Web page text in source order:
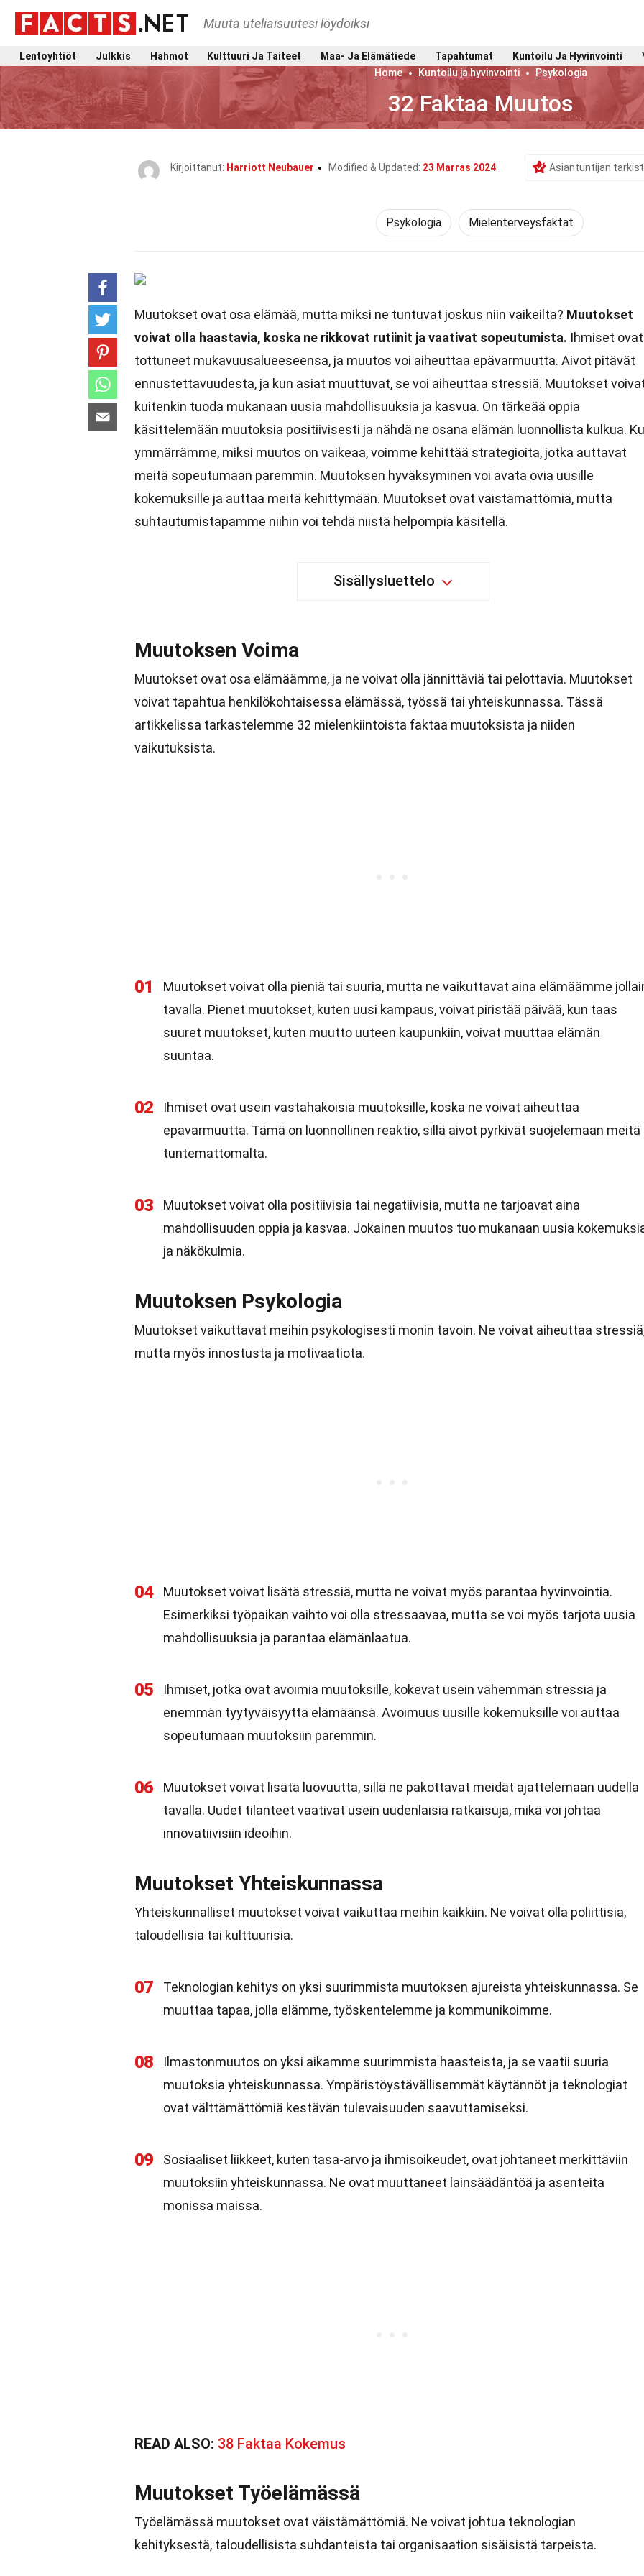
Muuta uteliaisuutesi löydöiksi
Lentoyhtiöt Julkkis Hahmot Kulttuuri Ja Taiteet Maa- Ja Elämätiede Tapahtumat Kuntoilu Ja Hyvinvointi
Home
Kuntoilu ja hyvinvointi Psykologia
32 Faktaa Muutos
Kirjoittanut: Harriott Neubauer Modified & Updated: 23 Marras 2024 Asiantuntijan
Psykologia Mielenterveysfaktat
Muutokset ovat osa elämää, mutta miksi ne tuntuvat joskus niin vaikeilta? Muutokset
voivat olla haastavia, koska ne rikkovat rutiinit ja vaativat sopeutumista. Ihmiset ovat
tottuneet mukavuusalueeseensa, ja muutos voi aiheuttaa epävarmuutta. Aivot pitävät
ennustettavuudesta, ja kun asiat muuttuvat, se voi aiheuttaa stressiä. Muutokset
kuitenkin tuoda mukanaan uusia mahdollisuuksia ja kasvua. On tärkeää oppia
käsittelemään muutoksia positiivisesti ja nähdä ne osana elämän luonnollista kulkua.
ymmärrämme, miksi muutos on vaikeaa, voimme kehittää strategioita, jotka auttavat
meitä sopeutumaan paremmin. Muutoksen hyväksyminen voi avata ovia uusille
kokemuksille ja auttaa meitä kehittymään. Muutokset ovat väistämättömiä, mutta
suhtautumistapamme niihin voi tehdä niistä helpompia käsitellä.
Sisällysluettelo
Muutoksen Voima
Muutokset ovat osa elämäämme, ja ne voivat olla jännittäviä tai pelottavia. Muutokset
voivat tapahtua henkilökohtaisessa elämässä, työssä tai yhteiskunnassa. Tässä
artikkelissa tarkastelemme 32 mielenkiintoista faktaa muutoksista ja niiden
vaikutuksista.
01
Muutokset voivat olla pieniä tai suuria, mutta ne vaikuttavat aina elämäämme
tavalla. Pienet muutokset, kuten uusi kampaus, voivat piristää päivää, kun taas
suuret muutokset, kuten muutto uuteen kaupunkiin, voivat muuttaa elämän
suuntaa.
02
Ihmiset ovat usein vastahakoisia muutoksille, koska ne voivat aiheuttaa
epävarmuutta. Tämä on luonnollinen reaktio, sillä aivot pyrkivät suojelemaan meitä
tuntemattomalta.
03
Muutokset voivat olla positiivisia tai negatiivisia, mutta ne tarjoavat aina
mahdollisuuden oppia ja kasvaa. Jokainen muutos tuo mukanaan uusia
ja näkökulmia.
Muutoksen Psykologia
Muutokset vaikuttavat meihin psykologisesti monin tavoin. Ne voivat aiheuttaa
mutta myös innostusta ja motivaatiota.
04
Muutokset voivat lisätä stressiä, mutta ne voivat myös parantaa hyvinvointia.
Esimerkiksi työpaikan vaihto voi olla stressaavaa, mutta se voi myös tarjota uusia
mahdollisuuksia ja parantaa elämänlaatua.
05
Ihmiset, jotka ovat avoimia muutoksille, kokevat usein vähemmän stressiä ja
enemmän tyytyväisyyttä elämäänsä. Avoimuus uusille kokemuksille voi auttaa
sopeutumaan muutoksiin paremmin.
06
Muutokset voivat lisätä luovuutta, sillä ne pakottavat meidät ajattelemaan uudella
tavalla. Uudet tilanteet vaativat usein uudenlaisia ratkaisuja, mikä voi johtaa
innovatiivisiin ideoihin.
Muutokset Yhteiskunnassa
Yhteiskunnalliset muutokset voivat vaikuttaa meihin kaikkiin. Ne voivat olla poliittisia,
taloudellisia tai kulttuurisia.
07
Teknologian kehitys on yksi suurimmista muutoksen ajureista yhteiskunnassa. Se
muuttaa tapaa, jolla elämme, työskentelemme ja kommunikoimme.
08
Ilmastonmuutos on yksi aikamme suurimmista haasteista, ja se vaatii suuria
muutoksia yhteiskunnassa. Ympäristöystävällisemmät käytännöt ja teknologiat
ovat välttämättömiä kestävän tulevaisuuden saavuttamiseksi.
09
Sosiaaliset liikkeet, kuten tasa-arvo ja ihmisoikeudet, ovat johtaneet merkittäviin
muutoksiin yhteiskunnassa. Ne ovat muuttaneet lainsäädäntöä ja asenteita
monissa maissa.
READ ALSO: 38 Faktaa Kokemus
Muutokset Työelämässä
Työelämässä muutokset ovat väistämättömiä. Ne voivat johtua teknologian
kehityksestä, taloudellisista suhdanteista tai organisaation sisäisistä tarpeista.